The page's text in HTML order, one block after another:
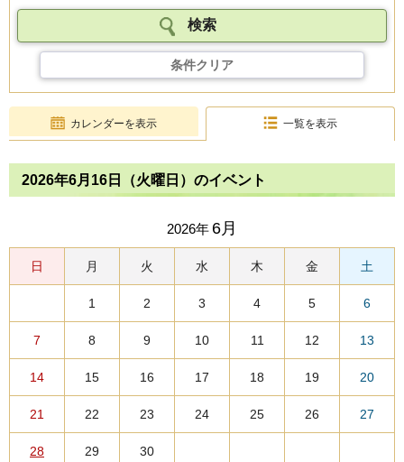
条件クリア
カレンダーを表示 一覧を表示
2026年6月16日（火曜日）のイベント
2026年 6月
日 月 火 水 木 金 土
1 2 3 4 5 6
7 8 9 10 11 12 13
14 15 16 17 18 19 20
21 22 23 24 25 26 27
28 29 30